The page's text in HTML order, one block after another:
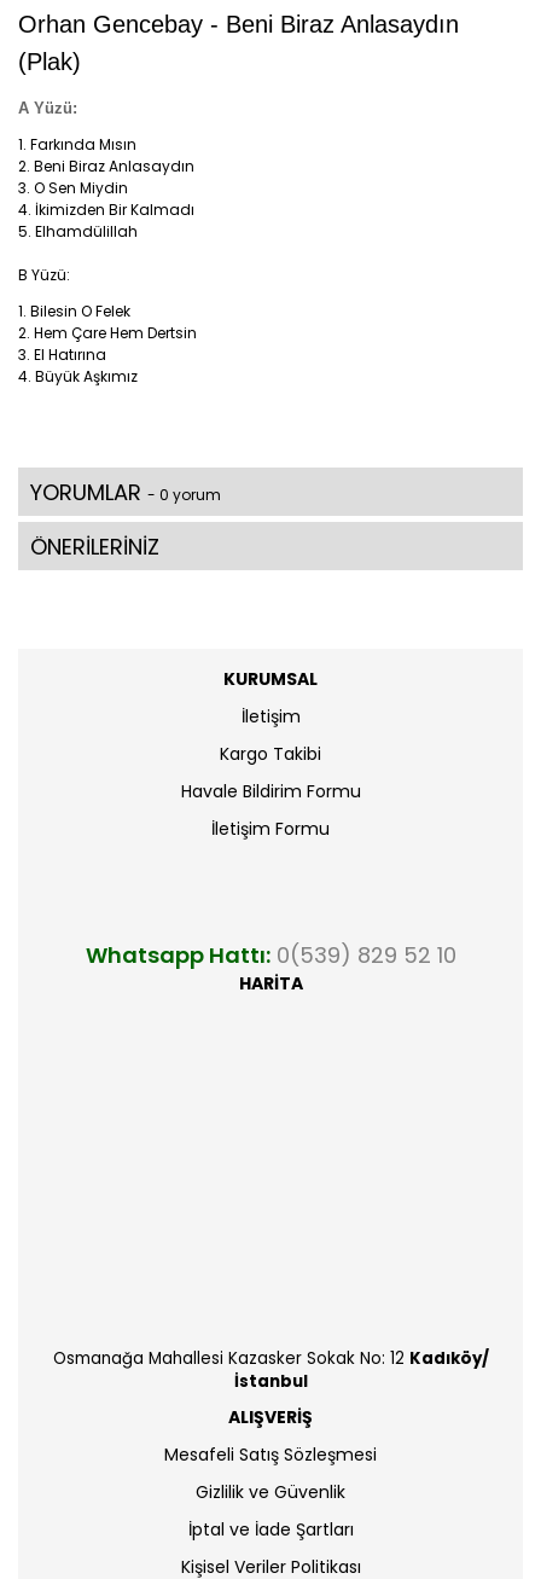
Orhan Gencebay - Beni Biraz Anlasaydın
(Plak)
A Yüzü:
Farkında Mısın
Beni Biraz Anlasaydın
O Sen Miydin
İkimizden Bir Kalmadı
Elhamdülillah
B Yüzü:
Bilesin O Felek
Hem Çare Hem Dertsin
El Hatırına
Büyük Aşkımız
YORUMLAR - 0 yorum
ÖNERİLERİNİZ
KURUMSAL
İletişim
Kargo Takibi
Havale Bildirim Formu
İletişim Formu
Whatsapp Hattı: 0(539) 829 52 10
HARİTA
Osmanağa Mahallesi Kazasker Sokak No: 12 Kadıköy/
İstanbul
ALIŞVERİŞ
Mesafeli Satış Sözleşmesi
Gizlilik ve Güvenlik
İptal ve İade Şartları
Kişisel Veriler Politikası